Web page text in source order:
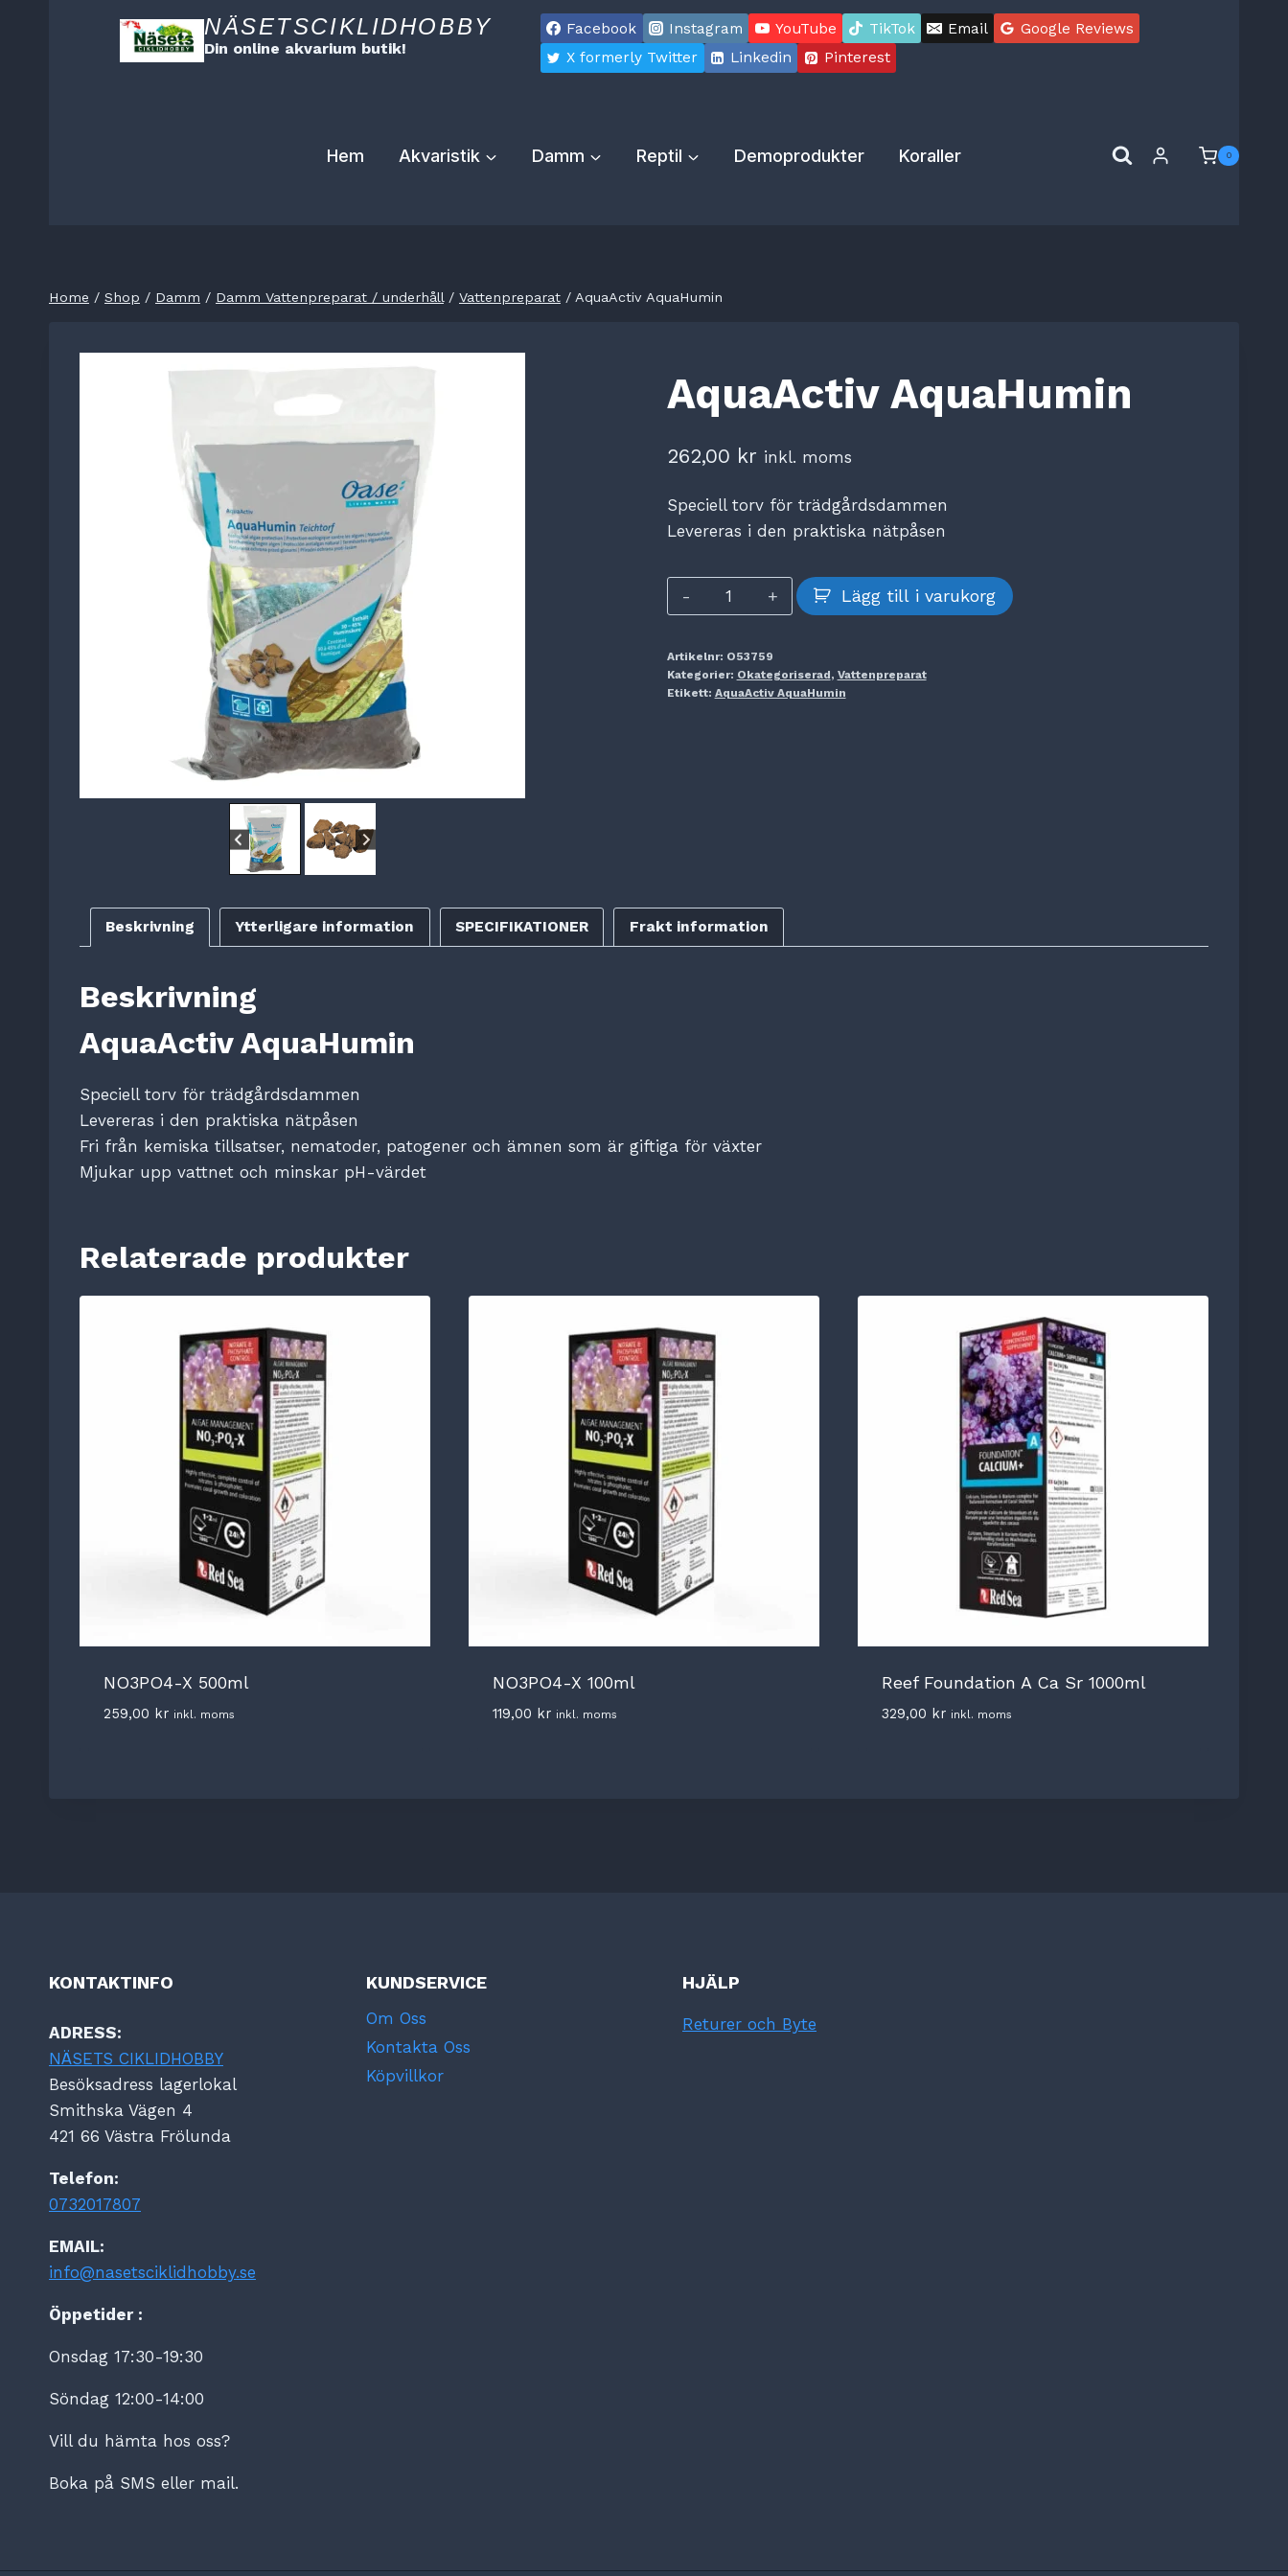
NÄSETSCIKLIDHOBBY
Din online akvarium butik!
Facebook Instagram YouTube TikTok Email
Google Reviews
X formerly Twitter
Linkedin Pinterest
Hem Akvaristik Damm Reptil Demoprodukter Koraller 0
Home / Shop / Damm / Damm Vattenpreparat / underhåll / Vattenpreparat / AquaActiv AquaHumin
AquaActiv AquaHumin
262,00 kr inkl. moms
Speciell torv för trädgårdsdammen
Levereras i den praktiska nätpåsen
AquaActiv
AquaHumin
Lägg till i varukorg
Artikelnr: O53759
Kategorier: Okategoriserad, Vattenpreparat
Etikett: AquaActiv AquaHumin
Beskrivning Ytterligare information SPECIFIKATIONER Frakt information
Beskrivning
AquaActiv AquaHumin
Speciell torv för trädgårdsdammen
Levereras i den praktiska nätpåsen
Fri från kemiska tillsatser, nematoder, patogener och ämnen som är giftiga för växter
Mjukar upp vattnet och minskar pH-värdet
Relaterade produkter
NO3PO4-X 500ml
259,00 kr inkl. moms
NO3PO4-X 100ml
119,00 kr inkl. moms
Reef Foundation A Ca Sr 1000ml
329,00 kr inkl. moms
KONTAKTINFO
ADRESS:
NÄSETS CIKLIDHOBBY
Besöksadress lagerlokal
Smithska Vägen 4
421 66 Västra Frölunda
Telefon:
0732017807
EMAIL:
info@nasetsciklidhobby.se
Öppetider :
Onsdag 17:30-19:30
Söndag 12:00-14:00
Vill du hämta hos oss?
Boka på SMS eller mail.
KUNDSERVICE
Om Oss
Kontakta Oss
Köpvillkor
HJÄLP
Returer och Byte
mängd